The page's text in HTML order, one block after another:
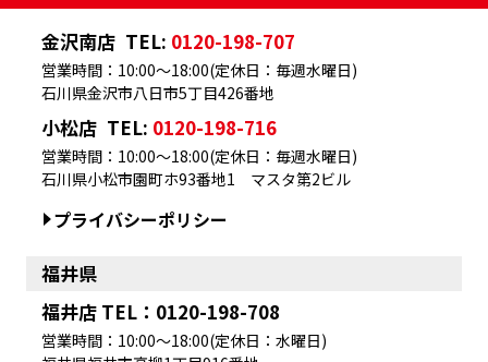
金沢南店 TEL: 0120-198-707
石川県金沢市八日市5丁目426番地
営業時間：10:00～18:00(定休日：毎週水曜日)
小松店 TEL: 0120-198-716
石川県小松市園町ホ93番地1 マスタ第2ビル
営業時間：10:00～18:00(定休日：毎週水曜日)
プライバシーポリシー
福井県
福井店 TEL：0120-198-708
営業時間：10:00～18:00(定休日：水曜日)